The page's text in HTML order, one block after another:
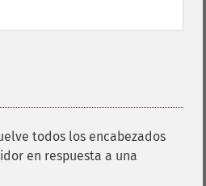
todos los encabezados
en respuesta a una